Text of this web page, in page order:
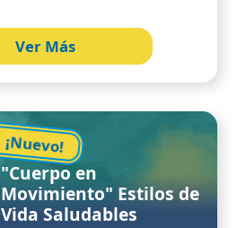
Ver Más
¡Nuevo!
"Cuerpo en
Movimiento" Estilos de
Vida Saludables